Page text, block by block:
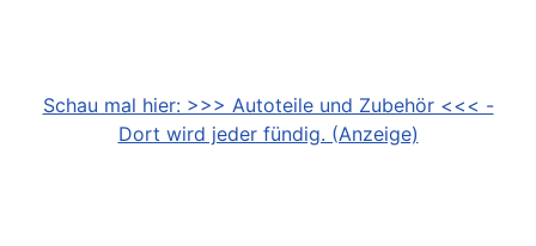
Schau mal hier: >>> Autoteile und Zubehör <<< -
Dort wird jeder fündig. (Anzeige)